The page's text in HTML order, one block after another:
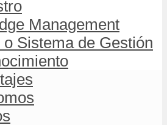
Management
Sistema de Gestión